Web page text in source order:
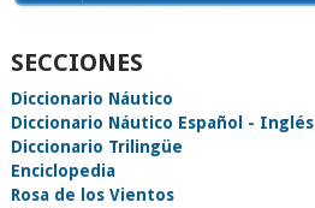
SECCIONES
Diccionario Náutico
Diccionario Náutico Español - Inglés
Diccionario Trilingüe
Enciclopedia
Rosa de los Vientos